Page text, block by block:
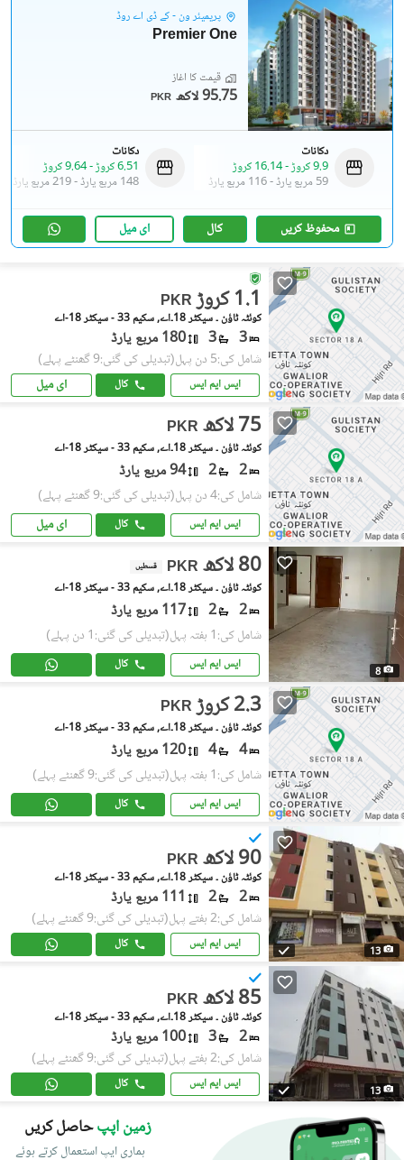
پریمیئر ون - کے ڈی اے روڈ
Premier One
قیمت کا آغاز
PKR 95.75 لاکھ
دکانات
9.9 کروڑ
-16.14 کروڑ
59 مربع یارڈ
-116 مربع یارڈ
دکانات
6.51 کروڑ
-9.64 کروڑ
148 مربع یارڈ
-219 مربع یارڈ
محفوظ کریں کال ای میل
PKR 1.1 کروڑ
کوئٹہ ٹاؤن ۔ سیکٹر 18۔اے, سکیم 33 - سیکٹر 18-اے
3
3 180 مربع یارڈ
شامل کی:5 دن پہل (تبدیلی کی گئی:9 گھنٹے پہلے)
ایس ایم ایس کال ای میل
PKR 75 لاکھ
کوئٹہ ٹاؤن ۔ سیکٹر 18۔اے, سکیم 33 - سیکٹر 18-اے
2
2 94 مربع یارڈ
شامل کی:4 دن پہل (تبدیلی کی گئی:9 گھنٹے پہلے)
ایس ایم ایس کال ای میل
8
PKR 80 لاکھ قسطیں
کوئٹہ ٹاؤن ۔ سیکٹر 18۔اے, سکیم 33 - سیکٹر 18-اے
2
2 117 مربع یارڈ
شامل کی:1 ہفتہ پہل (تبدیلی کی گئی:1 دن پہلے)
ایس ایم ایس کال
PKR 2.3 کروڑ
کوئٹہ ٹاؤن ۔ سیکٹر 18۔اے, سکیم 33 - سیکٹر 18-اے
4
4 120 مربع یارڈ
شامل کی:1 ہفتہ پہل (تبدیلی کی گئی:9 گھنٹے پہلے)
ایس ایم ایس کال
13
PKR 90 لاکھ
کوئٹہ ٹاؤن ۔ سیکٹر 18۔اے, سکیم 33 - سیکٹر 18-اے
2
2 111 مربع یارڈ
شامل کی:2 ہفتے پہل (تبدیلی کی گئی:9 گھنٹے پہلے)
ایس ایم ایس کال
13
PKR 85 لاکھ
کوئٹہ ٹاؤن ۔ سیکٹر 18۔اے, سکیم 33 - سیکٹر 18-اے
2
3 100 مربع یارڈ
شامل کی:2 ہفتے پہل (تبدیلی کی گئی:9 گھنٹے پہلے)
ایس ایم ایس کال
زمین اپپحاصل کریں
ہماری ایپ استعمال کرتے ہوئے